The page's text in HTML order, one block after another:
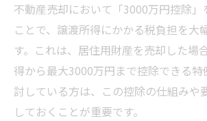
不動産売却において「3000万円控除」
ことで、譲渡所得にかかる税負担を大
す。これは、居住用財産を売却した場
得から最大3000万円まで控除できる特
討している方は、この控除の仕組みや
しておくことが重要です。